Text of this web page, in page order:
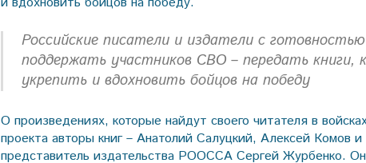
Российские писатели и издатели с
поддержать участников СВО – передать книги,
укрепить и вдохновить бойцов на победу
О произведениях, которые найдут своего читателя в
проекта авторы книг – Анатолий Салуцкий, Алексей Комов
представитель издательства РООССА Сергей Журбенко.